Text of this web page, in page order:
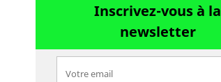
Inscrivez-vous à la
newsletter